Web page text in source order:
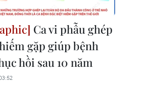
Ca vi phẫu ghép
gặp giúp bệnh
hồi sau 10 năm